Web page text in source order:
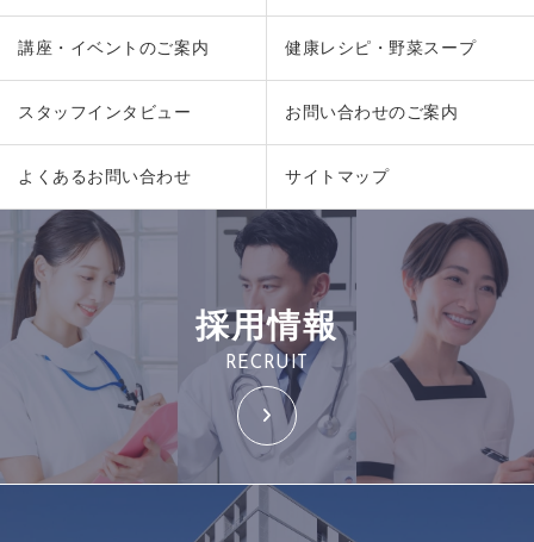
講座・イベントのご案内 健康レシピ・野菜スープ
スタッフインタビュー お問い合わせのご案内
よくあるお問い合わせ サイトマップ
採用情報
RECRUIT